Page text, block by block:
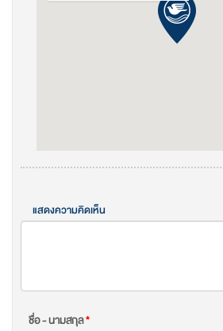
แสดงความคิดเห็น
ชื่อ - นามสกุล*